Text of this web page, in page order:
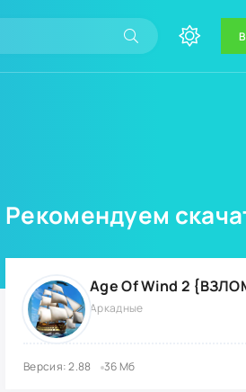
Рекомендуем
Аркадные
Версия: 2.88 36 Мб